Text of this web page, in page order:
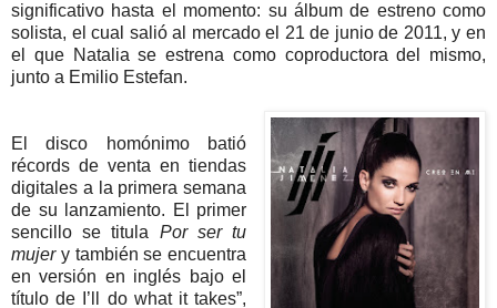
significativo hasta el momento: su álbum de estreno como
solista, el cual salió al mercado el 21 de junio de 2011, y en
el que Natalia se estrena como coproductora del mismo,
junto a Emilio Estefan.
El disco homónimo batió
récords de venta en tiendas
digitales a la primera semana
de su lanzamiento. El primer
sencillo se titula Por ser tu
mujery también se encuentra
en versión en inglés bajo el
título de I’ll do what it takes”,